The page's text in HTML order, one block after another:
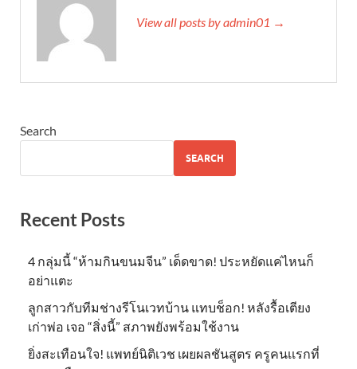
View all posts by admin01 →
Search
SEARCH
Recent Posts
4 กลุ่มนี้ “ห้ามกินขนมจีน” เด็ดขาด! ประหยัดแค่ไหนก็
อย่าแตะ
ลูกสาวกับทีมช่างรีโนเวทบ้าน แทบช็อก! หลังรื้อเตียง
เก่าพ่อ เจอ “สิ่งนี้” สภาพยังพร้อมใช้งาน
ยิ่งสะเทือนใจ! แพทย์นิติเวช เผยผลชันสูตร ครูคนเเรกที่